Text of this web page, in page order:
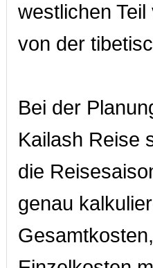
westlichen
von der
Bei der
Kailash Reise
die
genau